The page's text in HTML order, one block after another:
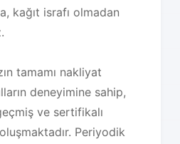
kağıt israfı olmadan
tamamı nakliyat
deneyimine sahip,
ve sertifikalı
Periyodik